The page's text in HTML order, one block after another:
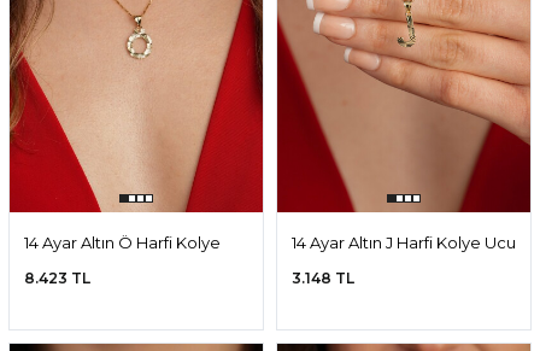
14 Ayar Altın Ö Harfi Kolye
8.423 TL
14 Ayar Altın J Harfi Kolye Ucu
3.148 TL